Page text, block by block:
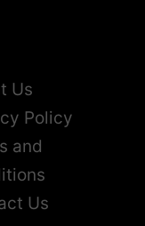
Us
Policy
and
Us